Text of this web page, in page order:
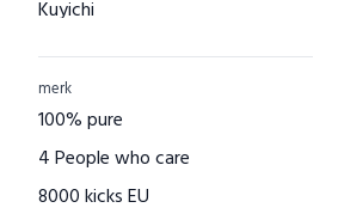
Kuyichi
Bamigo
CAYBOO
Green Jump
Houtenspeelgoed-shop.nl
merk
100% pure
4 People who care
8000 kicks EU